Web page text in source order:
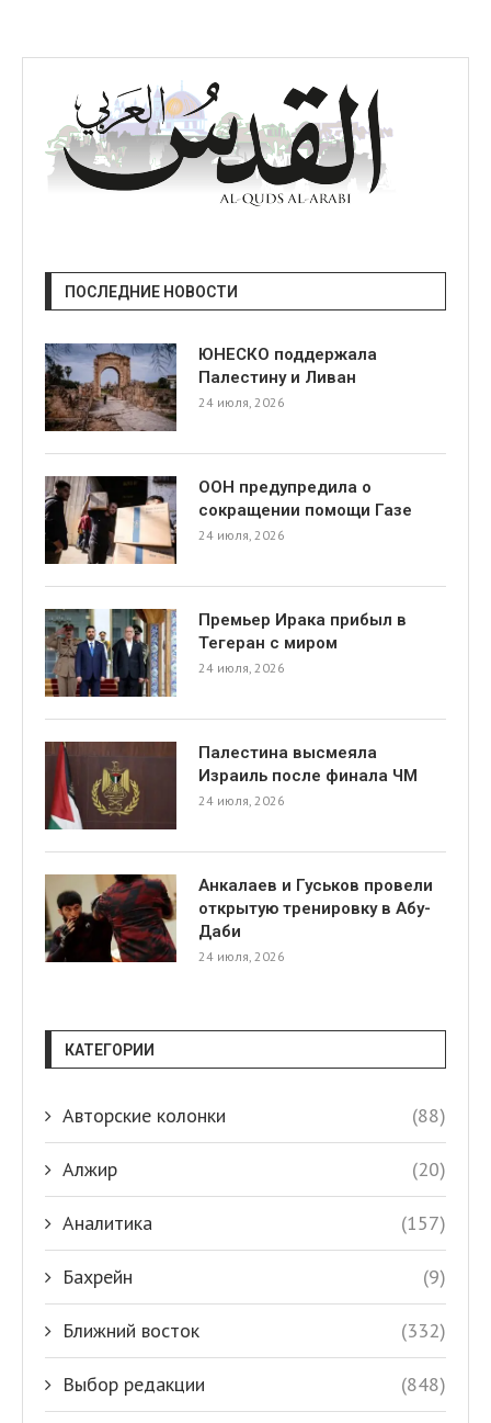
ПОСЛЕДНИЕ НОВОСТИ
ЮНЕСКО поддержала
Палестину и Ливан
24 июля, 2026
ООН предупредила о
сокращении помощи Газе
24 июля, 2026
Премьер Ирака прибыл в
Тегеран с миром
24 июля, 2026
Палестина высмеяла
Израиль после финала ЧМ
24 июля, 2026
Анкалаев и Гуськов провели
открытую тренировку в Абу-
Даби
24 июля, 2026
КАТЕГОРИИ
Авторские колонки (88)
Алжир (20)
Аналитика (157)
Бахрейн (9)
Ближний восток (332)
Выбор редакции (848)